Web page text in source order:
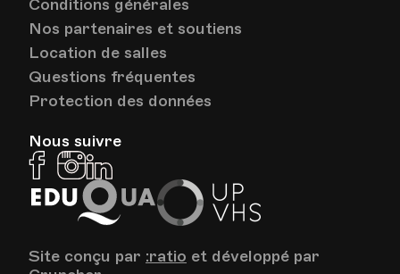
Conditions générales
Nos partenaires et soutiens
Location de salles
Questions fréquentes
Protection des données
Nous suivre
FacebookInstagram
EduQua
Site conçu par :ratio et développé par